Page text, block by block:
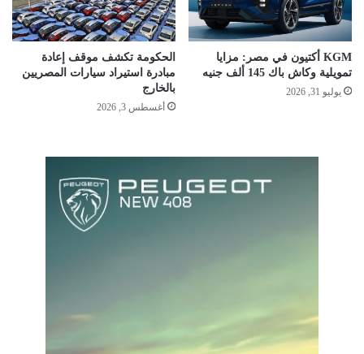
KGM أكتيون في مصر: مزايا
تمويلية وكاش باك 145 ألف جنيه
يوليو 31, 2026
الحكومة تكشف موقف إعادة
مبادرة استيراد سيارات المصريين
بالخارج
أغسطس 3, 2026